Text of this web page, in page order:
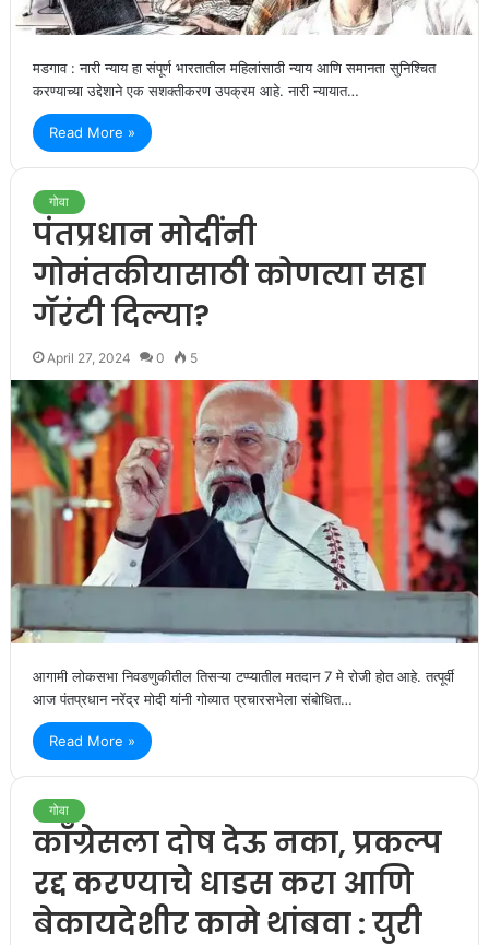
मडगाव : नारी न्याय हा संपूर्ण भारतातील महिलांसाठी न्याय आणि समानता सुनिश्चित
करण्याच्या उद्देशाने एक सशक्तीकरण उपक्रम आहे. नारी न्यायात…
Read More »
गोवा
पंतप्रधान मोदींनी
गोमंतकीयासाठी कोणत्या सहा
गॅरंटी दिल्या?
April 27, 2024 0 5
आगामी लोकसभा निवडणुकीतील तिसऱ्या टप्प्यातील मतदान 7 मे रोजी होत आहे. तत्पूर्वी
आज पंतप्रधान नरेंद्र मोदी यांनी गोव्यात प्रचारसभेला संबोधित…
Read More »
गोवा
काँग्रेसला दोष देऊ नका, प्रकल्प
रद्द करण्याचे धाडस करा आणि
बेकायदेशीर कामे थांबवा : युरी